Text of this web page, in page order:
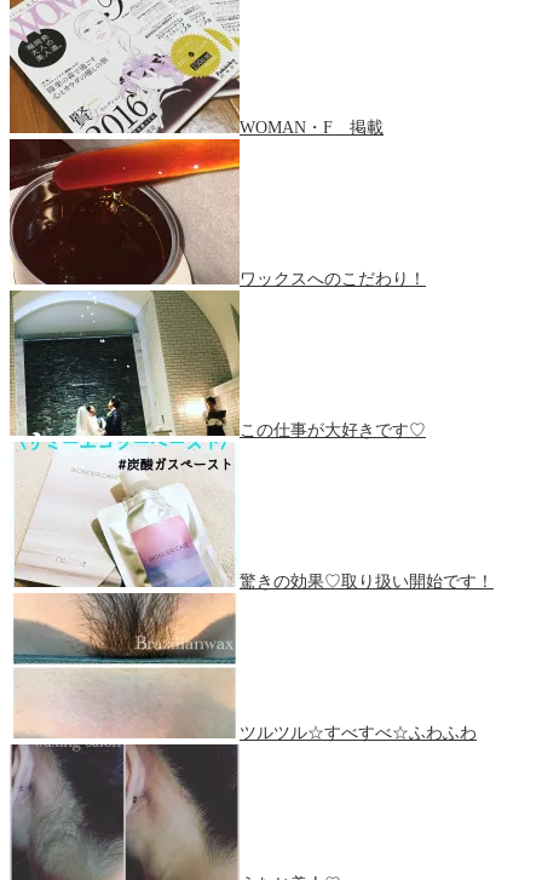
WOMAN・F 掲載
ワックスへのこだわり！
この仕事が大好きです♡
驚きの効果♡取り扱い開始です！
ツルツル☆すべすべ☆ふわふわ